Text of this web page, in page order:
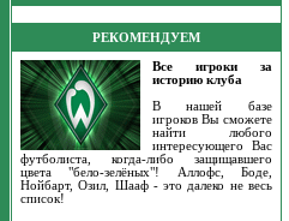
РЕКОМЕНДУЕМ
Все игроки за
историю клуба
В нашей базе
игроков Вы сможете
найти любого
интересующего Вас
футболиста, когда-либо защищавшего
цвета "бело-зелёных"! Аллофс, Боде,
Нойбарт, Озил, Шааф - это далеко не весь
список!